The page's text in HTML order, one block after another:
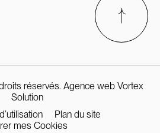
réservés. Agence web Vortex
Solution
Plan du site
mes Cookies